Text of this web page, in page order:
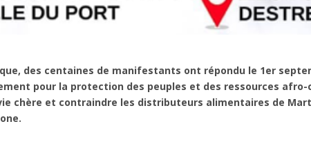
des centaines de manifestants ont répondu le 1er
pour la protection des peuples et des ressources afro-
chère et contraindre les distributeurs alimentaires de